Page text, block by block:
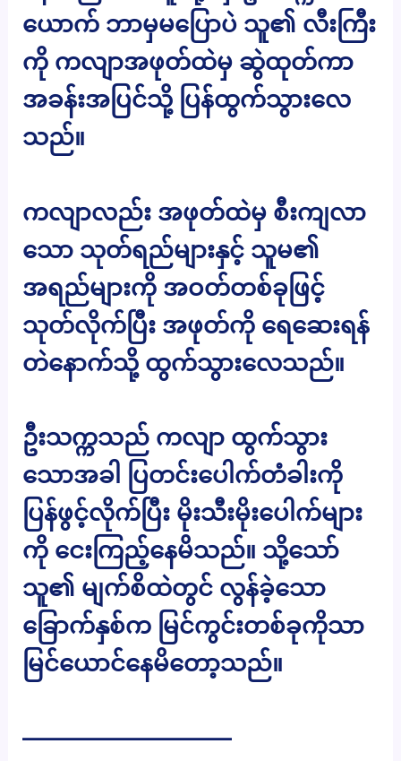
ယောက် ဘာမှမပြောပဲ သူ၏ လီးကြီး
ကို ကလျာအဖုတ်ထဲမှ ဆွဲထုတ်ကာ
အခန်းအပြင်သို့ ပြန်ထွက်သွားလေ
သည်။
ကလျာလည်း အဖုတ်ထဲမှ စီးကျလာ
သော သုတ်ရည်များနှင့် သူမ၏
အရည်များကို အဝတ်တစ်ခုဖြင့်
သုတ်လိုက်ပြီး အဖုတ်ကို ရေဆေးရန်
တဲနောက်သို့ ထွက်သွားလေသည်။
ဦးသက္ကသည် ကလျာ ထွက်သွား
သောအခါ ပြတင်းပေါက်တံခါးကို
ပြန်ဖွင့်လိုက်ပြီး မိုးသီးမိုးပေါက်များ
ကို ငေးကြည့်နေမိသည်။ သို့သော်
သူ၏ မျက်စိထဲတွင် လွန်ခဲ့သော
ခြောက်နှစ်က မြင်ကွင်းတစ်ခုကိုသာ
မြင်ယောင်နေမိတော့သည်။
—————————